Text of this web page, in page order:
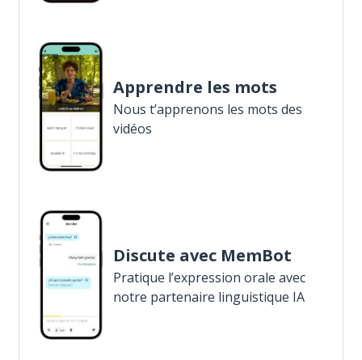
Apprendre les mots
Nous t’apprenons les mots des
vidéos
Discute avec MemBot
Pratique l’expression orale avec
notre partenaire linguistique IA